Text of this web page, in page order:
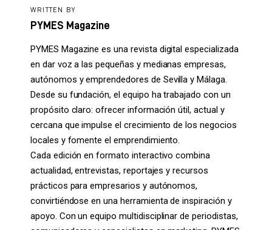
WRITTEN BY
PYMES Magazine
PYMES Magazine es una revista digital especializada
en dar voz a las pequeñas y medianas empresas,
autónomos y emprendedores de Sevilla y Málaga.
Desde su fundación, el equipo ha trabajado con un
propósito claro: ofrecer información útil, actual y
cercana que impulse el crecimiento de los negocios
locales y fomente el emprendimiento.
Cada edición en formato interactivo combina
actualidad, entrevistas, reportajes y recursos
prácticos para empresarios y autónomos,
convirtiéndose en una herramienta de inspiración y
apoyo. Con un equipo multidisciplinar de periodistas,